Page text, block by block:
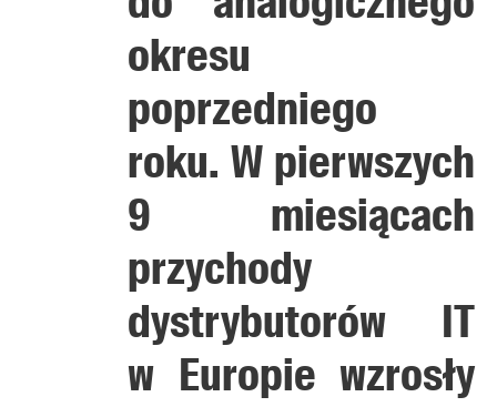
okresu
poprzedniego
roku. W pierwszych
9 miesiącach
przychody
dystrybutorów IT
w Europie wzrosły